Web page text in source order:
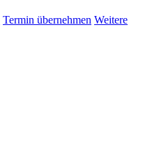
Termin übernehmen Weitere